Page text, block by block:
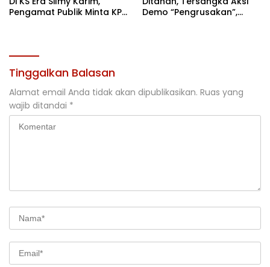
Pengamat Publik Minta KPK
Demo “Pengrusakan”,
Tinggalkan Balasan
Alamat email Anda tidak akan dipublikasikan. Ruas yang
wajib ditandai *